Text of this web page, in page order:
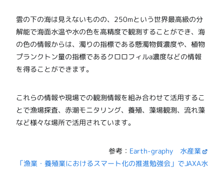
雲の下の海は見えないものの、250mという世界最高級の分
解能で海面水温や水の色を高精度で観測することができ、海
の色の情報からは、濁りの指標である懸濁物質濃度や、植物
プランクトン量の指標であるクロロフィルa濃度などの情報
を得ることができます。
これらの情報や現場での観測情報を組み合わせて活用するこ
とで漁場探査、赤潮モニタリング、養殖、藻場観測、流れ藻
など様々な場所で活用されています。
参考： Earth-graphy 水産業
「漁業・養殖業におけるスマート化の推進勉強会」でJAXA水